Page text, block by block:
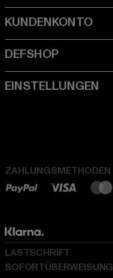
ZAHLUNGSMETHODEN
LASTSCHRIFT
SOFORTÜBERWEISUNG